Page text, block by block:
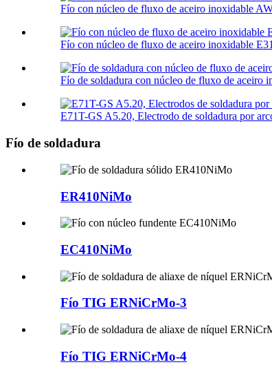
Fío con núcleo de fluxo de aceiro inoxidable
Fío con núcleo de fluxo de aceiro inoxidable
Fío de soldadura con núcleo de fluxo de aceiro
E71T-GS A5.20, Electrodo de soldadura por
Fío de soldadura
ER410NiMo
EC410NiMo
Fío TIG ERNiCrMo-3
Fío TIG ERNiCrMo-4